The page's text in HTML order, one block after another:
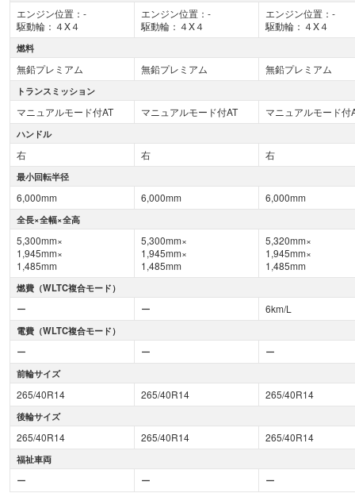
エンジン位置：-
駆動輪：４X４
エンジン位置：-
駆動輪：４X４
エンジン位置：-
駆動輪：４X４
燃料
無鉛プレミアム 無鉛プレミアム 無鉛プレミアム
トランスミッション
マニュアルモード付AT マニュアルモード付AT マニュアルモード付
ハンドル
右 右 右
最小回転半径
6,000mm 6,000mm 6,000mm
全長×全幅×全高
5,300mm×
1,945mm×
1,485mm
5,300mm×
1,945mm×
1,485mm
5,320mm×
1,945mm×
1,485mm
燃費（WLTC複合モード）
ー ー 6km/L
電費（WLTC複合モード）
ー ー ー
前輪サイズ
265/40R14 265/40R14 265/40R14
後輪サイズ
265/40R14 265/40R14 265/40R14
福祉車両
ー ー ー